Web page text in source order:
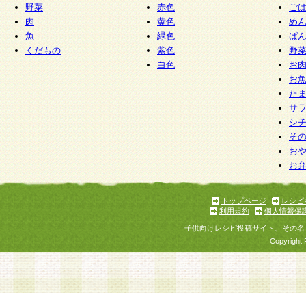
野菜
肉
魚
くだもの
赤色
黄色
緑色
紫色
白色
ご
めん
ぱん
野
お
お
た
サ
シ
そ
お
お
トップページ
レシピ
利用規約
個人情報保
子供向けレシピ投稿サイト、その
Copyright